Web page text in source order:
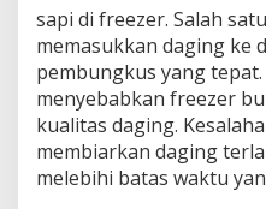
sapi di freezer. Salah
memasukkan daging ke
pembungkus yang
menyebabkan freezer
kualitas daging.
membiarkan daging
melebihi batas waktu